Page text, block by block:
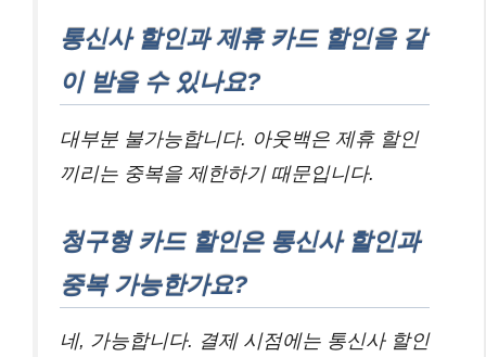
통신사 할인과 제휴 카드 할인을 같
이 받을 수 있나요?
대부분 불가능합니다. 아웃백은 제휴 할인
끼리는 중복을 제한하기 때문입니다.
청구형 카드 할인은 통신사 할인과
중복 가능한가요?
네, 가능합니다. 결제 시점에는 통신사 할인